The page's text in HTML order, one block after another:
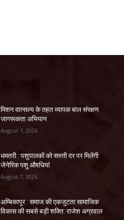
मिशन वात्सल्य के तहत व्यापक बाल संरक्षण
जागरूकता अभियान
August 7, 2026
धमतरी : पशुपालकों को सस्ती दर पर मिलेंगी
जेनेरिक पशु औषधियां
August 7, 2026
अम्बिकापुर : समाज की एकजुटता सामाजिक
विकास की सबसे बड़ी शक्ति: राजेश अग्रवाल